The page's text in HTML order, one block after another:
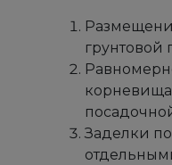
грунтовой
Заделки